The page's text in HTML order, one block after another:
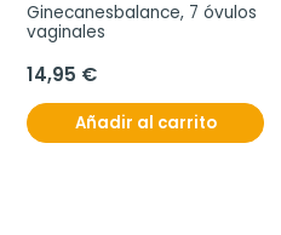
Ginecanesbalance, 7 óvulos
vaginales
14,95 €
Añadir al carrito